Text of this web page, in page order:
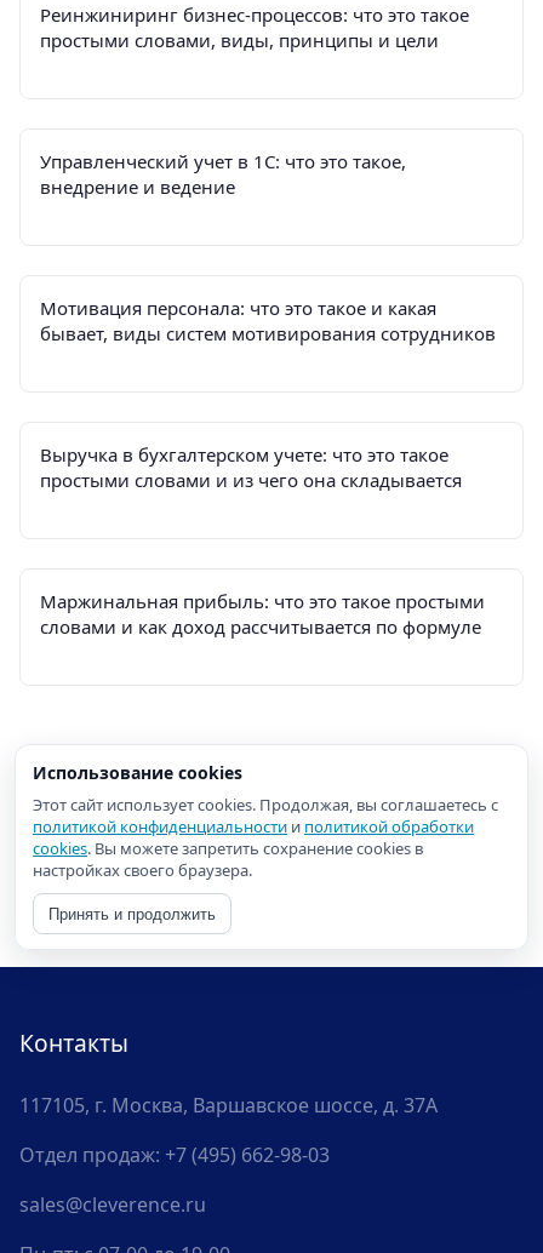
Реинжиниринг бизнес-процессов: что это такое
простыми словами, виды, принципы и цели
Управленческий учет в 1С: что это такое,
внедрение и ведение
Мотивация персонала: что это такое и какая
бывает, виды систем мотивирования сотрудников
Выручка в бухгалтерском учете: что это такое
простыми словами и из чего она складывается
Маржинальная прибыль: что это такое простыми
словами и как доход рассчитывается по формуле
Использование cookies
Этот сайт использует cookies. Продолжая, вы соглашаетесь с
политикой конфиденциальности и политикой обработки
cookies. Вы можете запретить сохранение cookies в
настройках своего браузера.
Принять и продолжить
Контакты
117105, г. Москва, Варшавское шоссе, д. 37А
Отдел продаж: +7 (495) 662-98-03
sales@cleverence.ru